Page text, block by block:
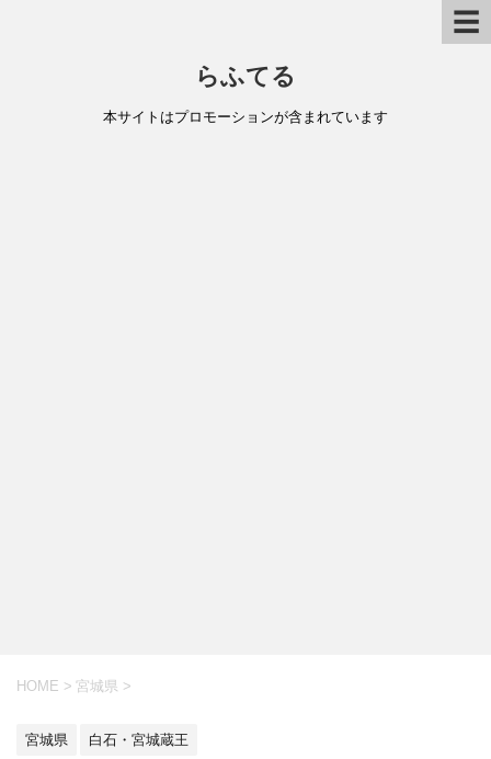
☰
らふてる
本サイトはプロモーションが含まれています
HOME > 宮城県 >
宮城県 白石・宮城蔵王